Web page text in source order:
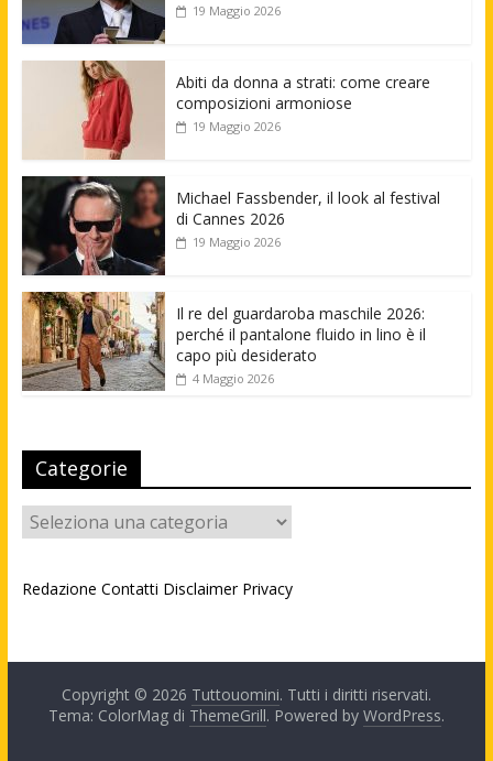
19 Maggio 2026
Abiti da donna a strati: come creare
composizioni armoniose
19 Maggio 2026
Michael Fassbender, il look al festival
di Cannes 2026
19 Maggio 2026
Il re del guardaroba maschile 2026:
perché il pantalone fluido in lino è il
capo più desiderato
4 Maggio 2026
Categorie
Categorie
Redazione Contatti Disclaimer Privacy
Copyright © 2026 Tuttouomini. Tutti i diritti riservati.
Tema: ColorMag di ThemeGrill. Powered by WordPress.